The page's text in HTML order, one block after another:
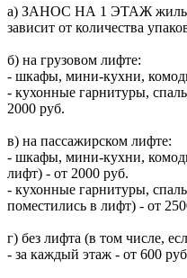
а) ЗАНОС НА 1 ЭТАЖ жилых
зависит от количества
б) на грузовом лифте:
- шкафы, мини-кухни,
- кухонные гарнитуры,
2000 руб.
в) на пассажирском лифте:
- шкафы, мини-кухни,
лифт) - от 2000 руб.
- кухонные гарнитуры,
поместились в лифт) - от
г) без лифта (в том числе,
- за каждый этаж - от 600